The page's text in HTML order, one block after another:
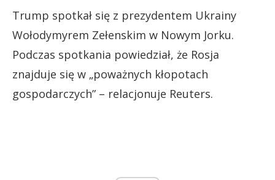
Trump spotkał się z prezydentem Ukrainy
Wołodymyrem Zełenskim w Nowym Jorku.
Podczas spotkania powiedział, że Rosja
znajduje się w „poważnych kłopotach
gospodarczych” – relacjonuje Reuters.